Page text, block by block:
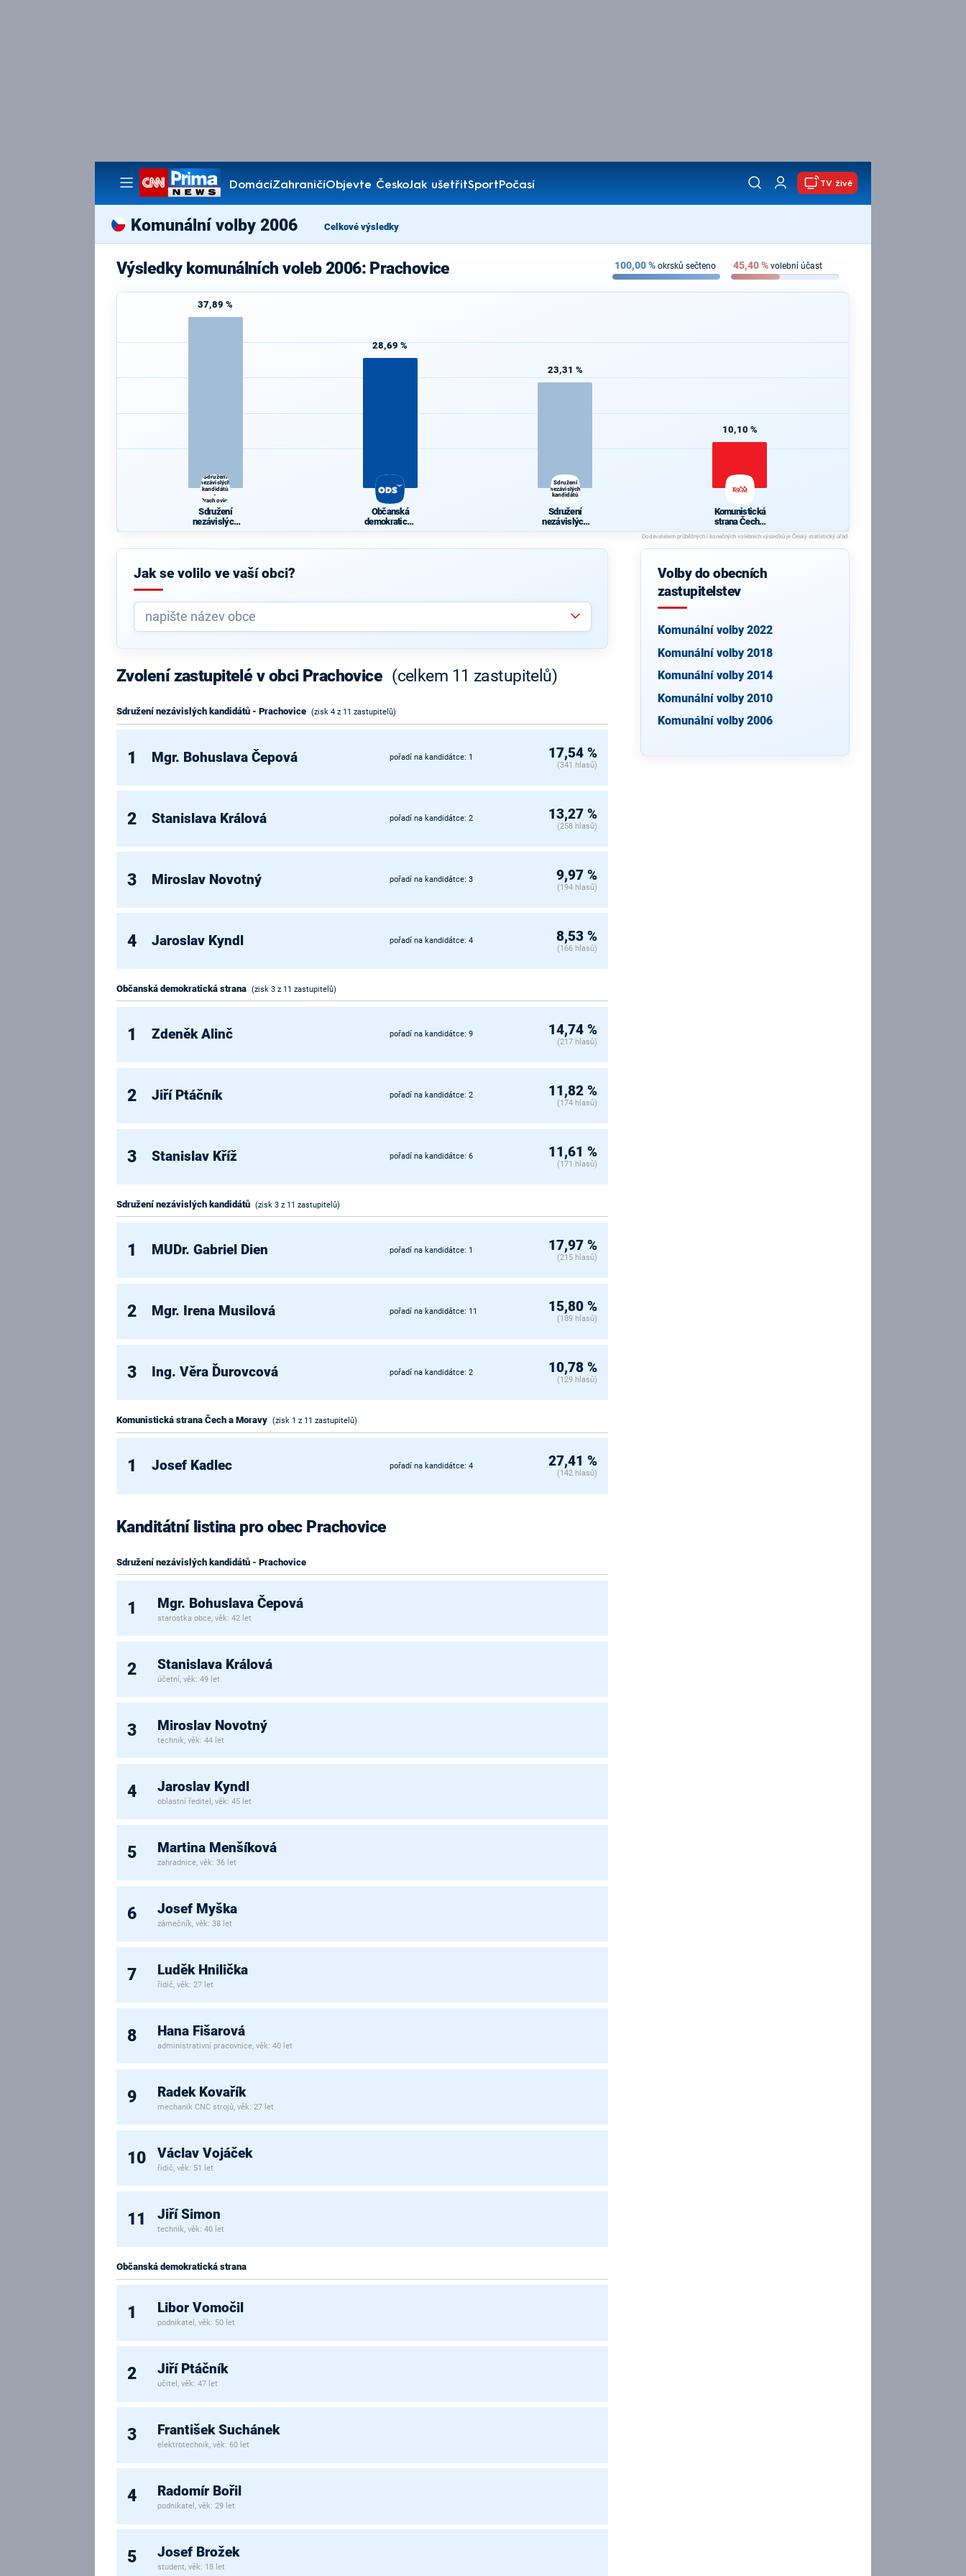
DomácíZahraničíObjevte ČeskoJak ušetřitSportPočasí
Pořady
TV živě
Komunální volby 2006 Celkové výsledky
Výsledky komunálních voleb 2006: Prachovice 100,00% okrsků sečteno 45,40% volební účast
37,89 %
Sdružení
nezávislých
kandidátů
-
Prachovice
Sdružení
nezávislých
28,69 %
Občanská
demokratická
23,31 %
Sdružení
nezávislých
kandidátů
Sdružení
nezávislých
kandidátů
10,10 %
Komunistická
strana Čech a
Moravy
Jak se volilo ve vaší obci?
Zvolení zastupitelé v obci Prachovice (celkem 11 zastupitelů)
Sdružení nezávislých kandidátů - Prachovice (zisk 4 z 11 zastupitelů)
1 Mgr. Bohuslava Čepová pořadí na kandidátce: 1 17,54 %
(341 hlasů)
2 Stanislava Králová pořadí na kandidátce: 2 13,27 %
(258 hlasů)
3 Miroslav Novotný pořadí na kandidátce: 3 9,97 %
(194 hlasů)
4 Jaroslav Kyndl pořadí na kandidátce: 4 8,53 %
(166 hlasů)
Občanská demokratická strana (zisk 3 z 11 zastupitelů)
1 Zdeněk Alinč pořadí na kandidátce: 9 14,74 %
(217 hlasů)
2 Jiří Ptáčník pořadí na kandidátce: 2 11,82 %
(174 hlasů)
3 Stanislav Kříž pořadí na kandidátce: 6 11,61 %
(171 hlasů)
Sdružení nezávislých kandidátů (zisk 3 z 11 zastupitelů)
1 MUDr. Gabriel Dien pořadí na kandidátce: 1 17,97 %
(215 hlasů)
2 Mgr. Irena Musilová pořadí na kandidátce: 11 15,80 %
(189 hlasů)
3 Ing. Věra Ďurovcová pořadí na kandidátce: 2 10,78 %
(129 hlasů)
Komunistická strana Čech a Moravy (zisk 1 z 11 zastupitelů)
1 Josef Kadlec pořadí na kandidátce: 4 27,41 %
(142 hlasů)
Kanditátní listina pro obec Prachovice
Sdružení nezávislých kandidátů - Prachovice
1 Mgr. Bohuslava Čepová
starostka obce, věk: 42 let
2 Stanislava Králová
účetní, věk: 49 let
3 Miroslav Novotný
technik, věk: 44 let
4 Jaroslav Kyndl
oblastní ředitel, věk: 45 let
5 Martina Menšíková
zahradnice, věk: 36 let
6 Josef Myška
zámečník, věk: 38 let
7 Luděk Hnilička
řidič, věk: 27 let
8 Hana Fišarová
administrativní pracovnice, věk: 40 let
9 Radek Kovařík
mechanik CNC strojů, věk: 27 let
10 Václav Vojáček
řidič, věk: 51 let
11 Jiří Simon
technik, věk: 40 let
Občanská demokratická strana
1 Libor Vomočil
podnikatel, věk: 50 let
2 Jiří Ptáčník
učitel, věk: 47 let
3 František Suchánek
elektrotechnik, věk: 60 let
4 Radomír Bořil
podnikatel, věk: 29 let
5 Josef Brožek
student, věk: 18 let
Volby do obecních
zastupitelstev
Komunální volby 2022
Komunální volby 2018
Komunální volby 2014
Komunální volby 2010
Komunální volby 2006